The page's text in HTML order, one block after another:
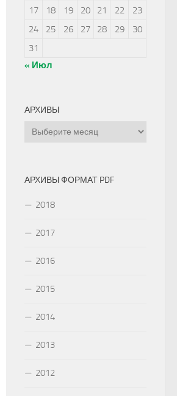
17
18 19 20 21 22
23
24
25 26 27 28 29
30
31
« Июл
АРХИВЫ
Архивы
АРХИВЫ ФОРМАТ PDF
2018
2017
2016
2015
2014
2013
2012